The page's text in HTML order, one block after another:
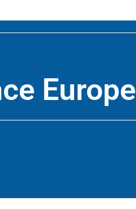
Europe